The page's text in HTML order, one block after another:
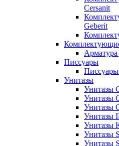
Cersanit
Geberit
Арматура
Писсуары
Унитазы
Унитазы
Унитазы
Унитазы
Унитазы
Унитазы
Унитазы
Унитазы